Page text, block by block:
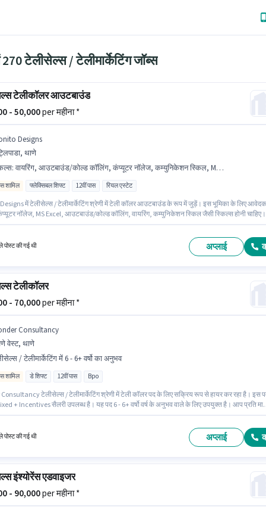
टेलीसेल्स / टेलीमार्केटिंग जॉब्स
टेलीकॉलर आउटबाउंड
- 50,000per महीना *
Designs
थाणे
: वायरिंग, आउटबाउंड/कोल्ड कॉलिंग, कंप्यूटर नॉलेज, कम्युनिकेशन स्किल, MS Excel
शामिल फ्लेक्सिबल शिफ्ट 12वीं पास रियल एस्टेट
में टेलीसेल्स / टेलीमार्केटिंग श्रेणी में टेली कॉलर आउटबाउंड के रूप में जुड़ें। इस भूमिका के लिए आवेदक
नॉलेज, MS Excel, आउटबाउंड/कोल्ड कॉलिंग, वायरिंग, कम्युनिकेशन स्किल जैसी स्किल्स होनी चाहिए।
वेतन संरचना मिलती है।
पोस्ट की गई थी अप्लाई
टेलीकॉलर
- 70,000per महीना *
Consultancy
वेस्ट, थाणे
/ टेलीमार्केटिंग में 6 - 6+ वर्षो का अनुभव
शामिल डे शिफ्ट 12वीं पास Bpo
टेलीसेल्स / टेलीमार्केटिंग श्रेणी में टेली कॉलर पद के लिए सक्रिय रूप से हायर कर रहा है। इस
+ Incentives सैलरी उपलब्ध है। यह पद 6 - 6+ वर्षो वर्ष के अनुभव वाले के लिए उपयुक्त है। आप प्रति माह
पोस्ट की गई थी अप्लाई
इंश्योरेंस एडवाइजर
- 90,000per महीना *